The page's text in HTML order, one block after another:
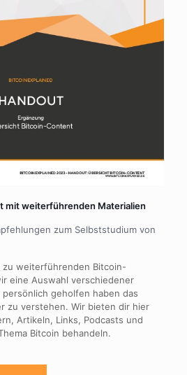
mit weiterführenden Materialien
zum Selbststudium von
zu weiterführenden Bitcoin-
eine Auswahl verschiedener
persönlich geholfen haben das
zu verstehen. Wir bieten dir hier
Artikeln, Links, Podcasts und
Bitcoin behandeln.